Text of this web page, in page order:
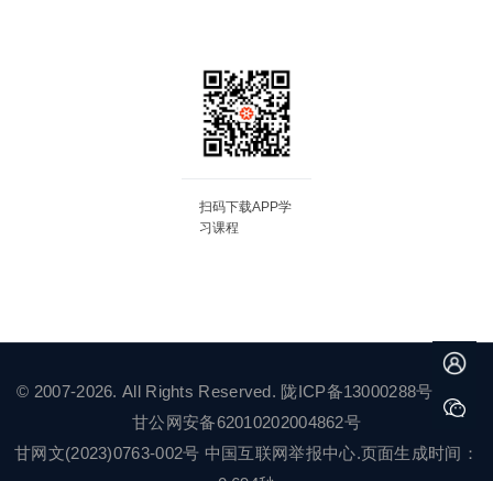
扫码下载APP学
习课程
© 2007-2026. All Rights Reserved. 陇ICP备13000288号-2
甘公网安备62010202004862号
甘网文(2023)0763-002号 中国互联网举报中心.页面生成时间：